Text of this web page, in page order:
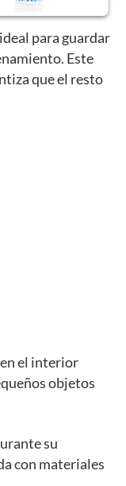
para guardar
Este
que el resto
el interior
objetos
su
con materiales